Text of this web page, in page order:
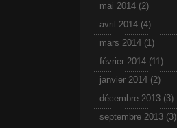
mai 2014 (2)
avril 2014 (4)
mars 2014 (1)
février 2014 (11)
janvier 2014 (2)
décembre 2013 (3)
septembre 2013 (3)